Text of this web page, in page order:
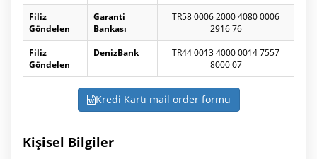
Filiz
Göndelen
Garanti
Bankası
TR58 0006 2000 4080 0006
2916 76
Filiz
Göndelen
DenizBank
TR44 0013 4000 0014 7557
8000 07
Kredi Kartı mail order formu
Kişisel Bilgiler